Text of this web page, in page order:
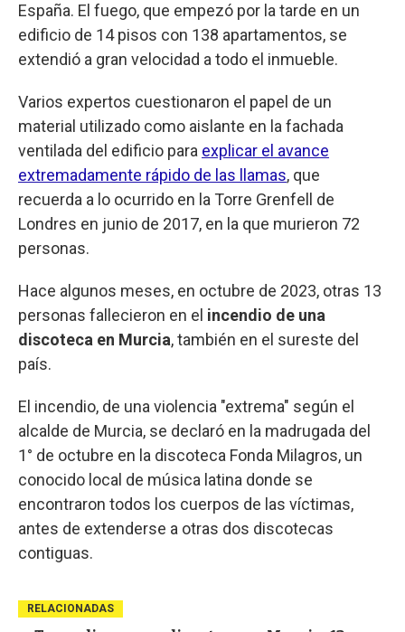
España. El fuego, que empezó por la tarde en un
edificio de 14 pisos con 138 apartamentos, se
extendió a gran velocidad a todo el inmueble.
Varios expertos cuestionaron el papel de un
material utilizado como aislante en la fachada
ventilada del edificio para explicar el avance
extremadamente rápido de las llamas, que
recuerda a lo ocurrido en la Torre Grenfell de
Londres en junio de 2017, en la que murieron 72
personas.
Hace algunos meses, en octubre de 2023, otras 13
personas fallecieron en el incendio de una
discoteca en Murcia, también en el sureste del
país.
El incendio, de una violencia "extrema" según el
alcalde de Murcia, se declaró en la madrugada del
1° de octubre en la discoteca Fonda Milagros, un
conocido local de música latina donde se
encontraron todos los cuerpos de las víctimas,
antes de extenderse a otras dos discotecas
contiguas.
RELACIONADAS